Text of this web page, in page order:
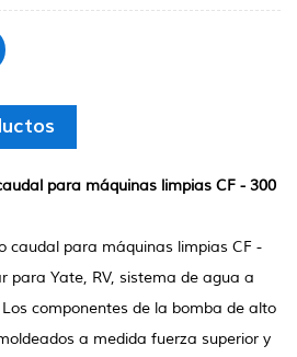
para máquinas limpias CF - 300
caudal para máquinas limpias CF -
para Yate, RV, sistema de agua a
componentes de la bomba de alto
a medida fuerza superior y